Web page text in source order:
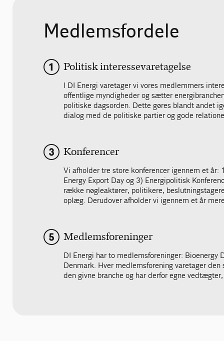
Medlemsfordele
Politisk interessevaretagelse
I DI Energi varetager vi vores medlemmers
offentlige myndigheder og sætter
politiske dagsorden. Dette gøres blandt andet
dialog med de politiske partier og gode
Konferencer
Vi afholder tre store konferencer igennem et år:
Energy Export Day og 3) Energipolitisk
række nøgleaktører, politikere,
oplæg. Derudover afholder vi igennem et år
Medlemsforeninger
DI Energi har to medlemsforeninger: Bioenergy
Denmark. Hver medlemsforening varetager
den givne branche og har derfor egne